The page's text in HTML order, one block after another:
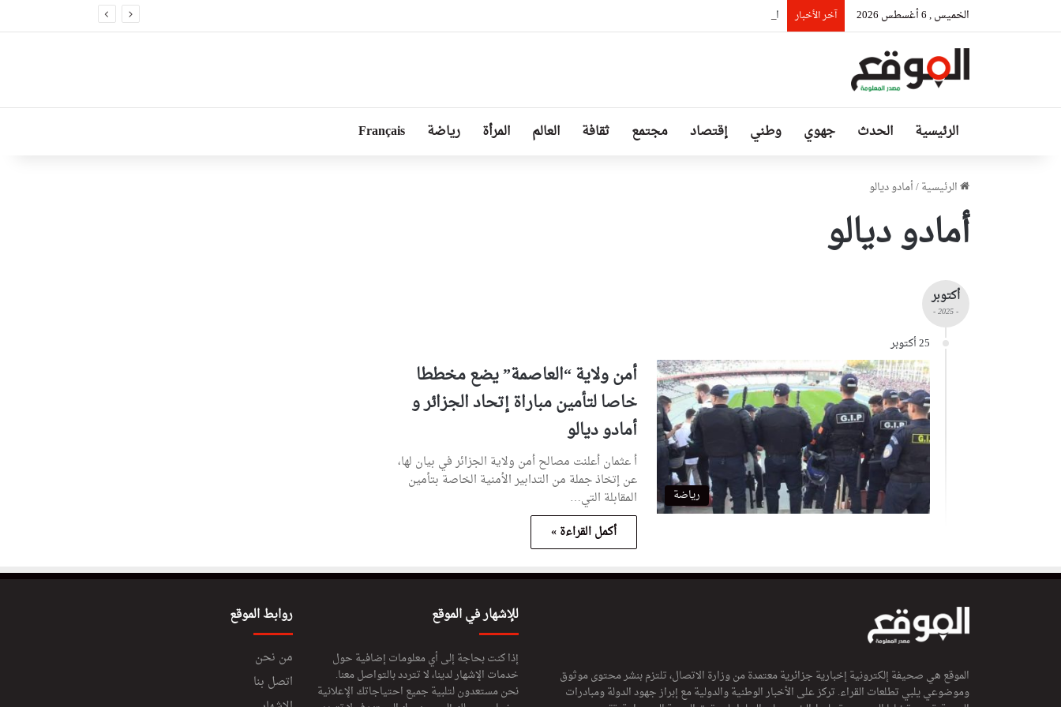
الخميس , 6 أغسطس 2026 آخر الأخبار السيّد عطاف يستقبل من طرف رئيسة مجلس الجمهورية للجمعية الوطنية البيلاروسية
الرئيسية الحدث جهوي وطني إقتصاد مجتمع ثقافة العالم المرأة رياضة Français
الرئيسية/أمادو ديالو
أمادو ديالو
أكتوبر
- 2025 -
25 أكتوبر
رياضة
أمن ولاية “العاصمة” يضع مخططا
خاصا لتأمين مباراة إتحاد الجزائر و
أمادو ديالو
أ عثمان أعلنت مصالح أمن ولاية الجزائر في بيان لها،
عن إتخاذ جملة من التدابير الأمنية الخاصة بتأمين
المقابلة التي…
أكمل القراءة »
الموقع هي صحيفة إلكترونية إخبارية جزائرية معتمدة من وزارة الاتصال، تلتزم بنشر محتوى موثوق
وموضوعي يلبي تطلعات القراء. تركز على الأخبار الوطنية والدولية مع إبراز جهود الدولة ومبادرات
للإشهار في الموقع
إذا كنت بحاجة إلى أي معلومات إضافية حول
خدمات الإشهار لدينا، لا تتردد بالتواصل معنا.
نحن مستعدون لتلبية جميع احتياجاتك الإعلانية
روابط الموقع
من نحن
اتصل بنا